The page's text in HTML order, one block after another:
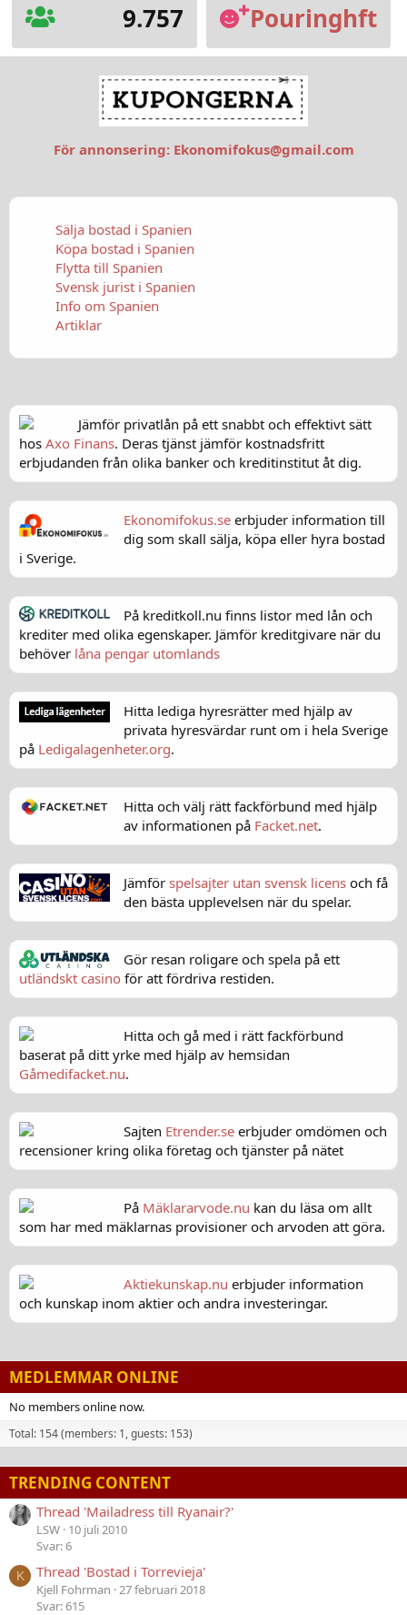
9.757 Pouringhft
För annonsering: Ekonomifokus@gmail.com
Sälja bostad i Spanien
Köpa bostad i Spanien
Flytta till Spanien
Svensk jurist i Spanien
Info om Spanien
Artiklar
Jämför privatlån på ett snabbt och effektivt sätt
hos Axo Finans. Deras tjänst jämför kostnadsfritt
erbjudanden från olika banker och kreditinstitut åt dig.
Ekonomifokus.se erbjuder information till
dig som skall sälja, köpa eller hyra bostad
i Sverige.
På kreditkoll.nu finns listor med lån och
krediter med olika egenskaper. Jämför kreditgivare när du
behöver låna pengar utomlands
Hitta lediga hyresrätter med hjälp av
privata hyresvärdar runt om i hela Sverige
på Ledigalagenheter.org.
Hitta och välj rätt fackförbund med hjälp
av informationen på Facket.net.
Jämför spelsajter utan svensk licens och få
den bästa upplevelsen när du spelar.
Gör resan roligare och spela på ett
utländskt casino för att fördriva restiden.
Hitta och gå med i rätt fackförbund
baserat på ditt yrke med hjälp av hemsidan
Gåmedifacket.nu.
Sajten Etrender.se erbjuder omdömen och
recensioner kring olika företag och tjänster på nätet
På Mäklararvode.nu kan du läsa om allt
som har med mäklarnas provisioner och arvoden att göra.
Aktiekunskap.nu erbjuder information
och kunskap inom aktier och andra investeringar.
MEDLEMMAR ONLINE
No members online now.
Total: 154 (members: 1, guests: 153)
TRENDING CONTENT
Thread 'Mailadress till Ryanair?'
LSW 10 juli 2010
Svar: 6
K Thread 'Bostad i Torrevieja'
Kjell Fohrman 27 februari 2018
Svar: 615